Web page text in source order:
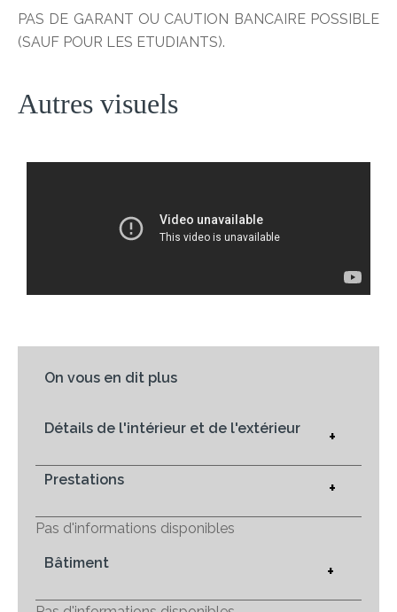
PAS DE GARANT OU CAUTION BANCAIRE POSSIBLE
(SAUF POUR LES ETUDIANTS).
Autres visuels
On vous en dit plus
Détails de l'intérieur et de l'extérieur +
Prestations +
Pas d'informations disponibles
Bâtiment +